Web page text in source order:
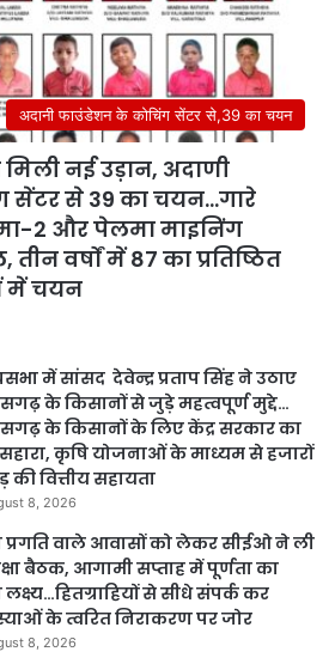
अदानी फाउंडेशन के कोचिंग सेंटर से,39 का चयन
नई उड़ान, अदाणी
सेंटर से 39 का चयन…गारे
2 और पेलमा माइनिंग
वर्षों में 87 का प्रतिष्ठित
में चयन
में सांसद देवेन्द्र प्रताप सिंह ने उठाए
के किसानों से जुड़े महत्वपूर्ण मुद्दे…
के किसानों के लिए केंद्र सरकार का
कृषि योजनाओं के माध्यम से हजारों
की वित्तीय सहायता
8, 2026
प्रगति वाले आवासों को लेकर सीईओ ने ली
बैठक, आगामी सप्ताह में पूर्णता का
लक्ष्य…हितग्राहियों से सीधे संपर्क कर
के त्वरित निराकरण पर जोर
8, 2026